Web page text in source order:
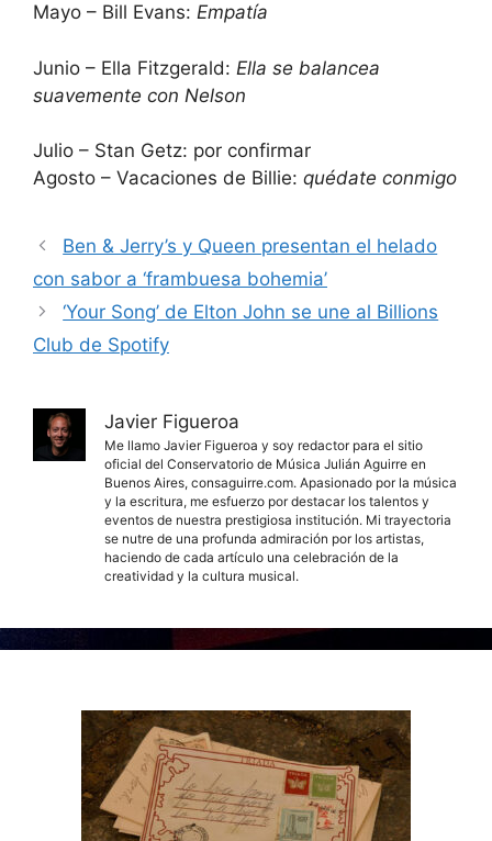
Mayo – Bill Evans: Empatía
Junio ​​– Ella Fitzgerald: Ella se balancea
suavemente con Nelson
Julio – Stan Getz: por confirmar
Agosto – Vacaciones de Billie: quédate conmigo
Ben & Jerry’s y Queen presentan el helado
con sabor a ‘frambuesa bohemia’
‘Your Song’ de Elton John se une al Billions
Club de Spotify
Javier Figueroa
Me llamo Javier Figueroa y soy redactor para el sitio
oficial del Conservatorio de Música Julián Aguirre en
Buenos Aires, consaguirre.com. Apasionado por la música
y la escritura, me esfuerzo por destacar los talentos y
eventos de nuestra prestigiosa institución. Mi trayectoria
se nutre de una profunda admiración por los artistas,
haciendo de cada artículo una celebración de la
creatividad y la cultura musical.